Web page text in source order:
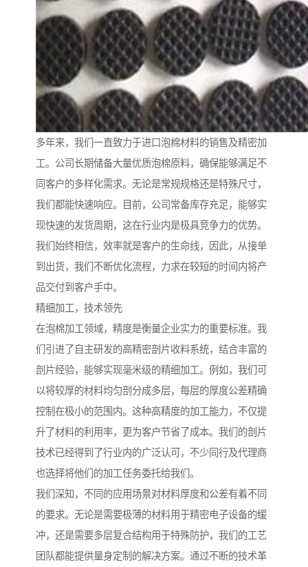
多年来，我们一直致力于进口泡棉材料的销售及精密加
工。公司长期储备大量优质泡棉原料，确保能够满足不
同客户的多样化需求。无论是常规规格还是特殊尺寸，
我们都能快速响应。目前，公司常备库存充足，能够实
现快速的发货周期，这在行业内是极具竞争力的优势。
我们始终相信，效率就是客户的生命线，因此，从接单
到出货，我们不断优化流程，力求在较短的时间内将产
品交付到客户手中。
精细加工，技术领先
在泡棉加工领域，精度是衡量企业实力的重要标准。我
们引进了自主研发的高精密剖片收料系统，结合丰富的
剖片经验，能够实现毫米级的精细加工。例如，我们可
以将较厚的材料均匀剖分成多层，每层的厚度公差精确
控制在极小的范围内。这种高精度的加工能力，不仅提
升了材料的利用率，更为客户节省了成本。我们的剖片
技术已经得到了行业内的广泛认可，不少同行及代理商
也选择将他们的加工任务委托给我们。
我们深知，不同的应用场景对材料厚度和公差有着不同
的要求。无论是需要极薄的材料用于精密电子设备的缓
冲，还是需要多层复合结构用于特殊防护，我们的工艺
团队都能提供量身定制的解决方案。通过不断的技术革